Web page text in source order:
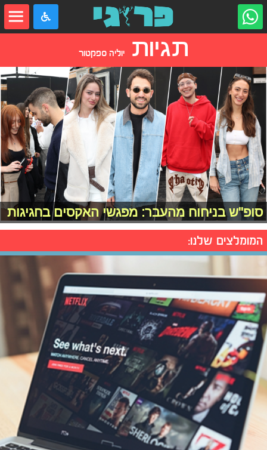
תגיותיוליה ספקטור
סופ"ש בניחוח מהעבר: מפגשי האקסים בחגיגות
המומלצים שלנו: